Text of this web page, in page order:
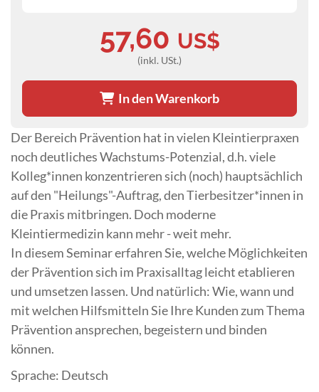
Der Bereich Prävention hat in vielen Kleintierpraxen
noch deutliches Wachstums-Potenzial, d.h. viele
Kolleg*innen konzentrieren sich (noch) hauptsächlich
auf den "Heilungs"-Auftrag, den Tierbesitzer*innen in
die Praxis mitbringen. Doch moderne
Kleintiermedizin kann mehr - weit mehr.
In diesem Seminar erfahren Sie, welche Möglichkeiten
der Prävention sich im Praxisalltag leicht etablieren
und umsetzen lassen. Und natürlich: Wie, wann und
mit welchen Hilfsmitteln Sie Ihre Kunden zum Thema
Prävention ansprechen, begeistern und binden
können.
Sprache: Deutsch
57,60 US$
(inkl. USt.)
In den Warenkorb